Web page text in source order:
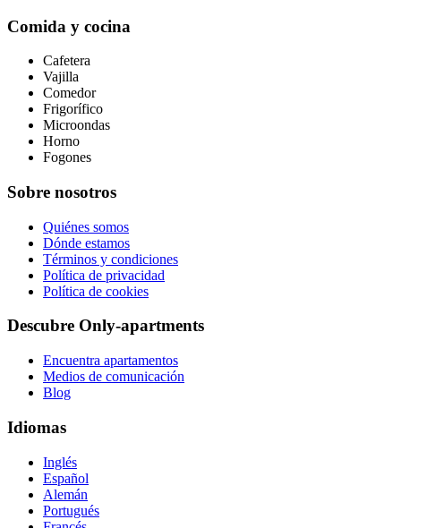
Comida y cocina
Cafetera
Vajilla
Comedor
Frigorífico
Microondas
Horno
Fogones
Sobre nosotros
Quiénes somos
Dónde estamos
Términos y condiciones
Política de privacidad
Política de cookies
Descubre Only-apartments
Encuentra apartamentos
Medios de comunicación
Blog
Idiomas
Inglés
Español
Alemán
Portugués